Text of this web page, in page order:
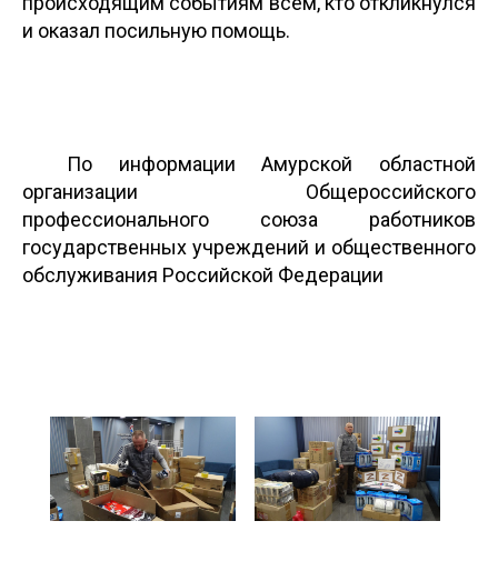
и оказал посильную помощь.
По информации Амурской областной
организации Общероссийского
профессионального союза работников
государственных учреждений и общественного
обслуживания Российской Федерации